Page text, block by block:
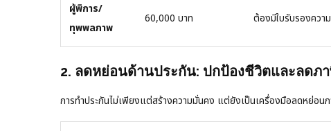
ผู้พิการ/
ทุพพลภาพ
60,000 บาท ต้องมีใบรับรองคว
2. ลดหย่อนด้านประกัน: ปกป้องชีวิตและลดภ
การทำประกันไม่เพียงแต่สร้างความมั่นคง แต่ยังเป็นเครื่องมือลดหย่อน